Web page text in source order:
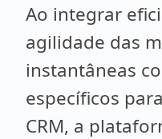
Ao integrar
agilidade das
instantâneas
específicos
CRM, a